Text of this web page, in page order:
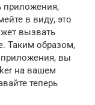
приложения,
в виду, это
вызвать
Таким образом,
вы
на вашем
теперь